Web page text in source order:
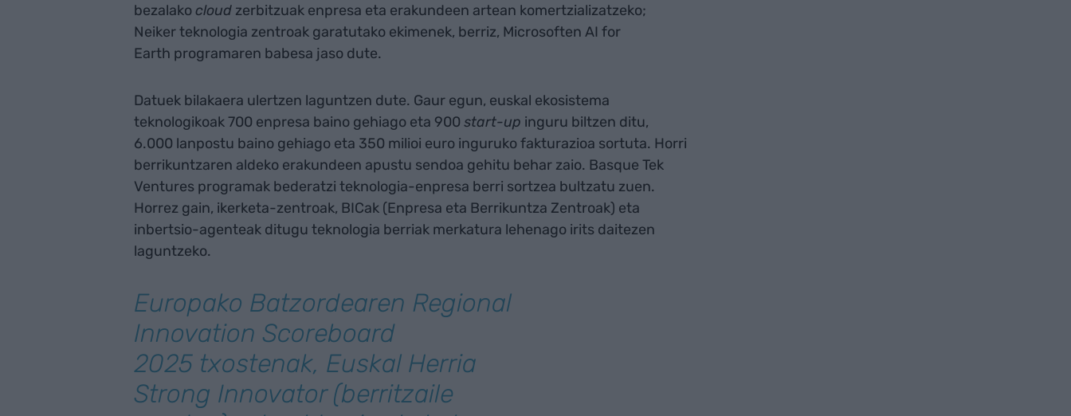
bezalakocloudzerbitzuak enpresa eta erakundeen artean komertzializatzeko;
Neiker teknologia zentroak garatutako ekimenek, berriz, Microsoften AI for
Earth programaren babesa jaso dute.
Datuek bilakaera ulertzen laguntzen dute. Gaur egun, euskal ekosistema
teknologikoak 700 enpresa baino gehiago eta 900 start-up inguru biltzen ditu,
6.000 lanpostu baino gehiago eta 350 milioi euro inguruko fakturazioa sortuta. Horri
berrikuntzaren aldeko erakundeen apustu sendoa gehitu behar zaio. Basque Tek
Ventures programak bederatzi teknologia-enpresa berri sortzea bultzatu zuen.
Horrez gain, ikerketa-zentroak, BICak (Enpresa eta Berrikuntza Zentroak) eta
inbertsio-agenteak ditugu teknologia berriak merkatura lehenago irits daitezen
laguntzeko.
Europako Batzordearen Regional
Innovation Scoreboard
2025 txostenak, Euskal Herria
Strong Innovator(berritzaile